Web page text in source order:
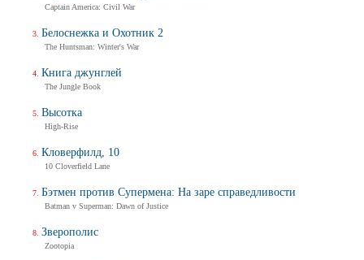
Captain America: Civil War
Белоснежка и Охотник 2
The Huntsman: Winter's War
Книга джунглей
The Jungle Book
Высотка
High-Rise
Кловерфилд, 10
10 Cloverfield Lane
Бэтмен против Супермена: На заре справедливости
Batman v Superman: Dawn of Justice
Зверополис
Zootopia